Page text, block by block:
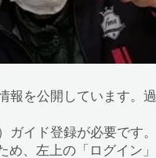
報を公開しています。
ガイド登録が必要です。
、左上の「ログイン